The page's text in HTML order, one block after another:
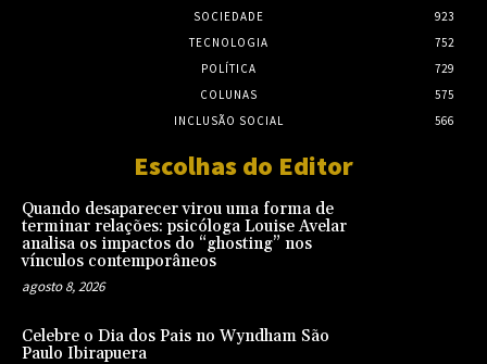
SOCIEDADE
923
TECNOLOGIA
752
POLÍTICA
729
COLUNAS
575
INCLUSÃO SOCIAL
566
Escolhas do Editor
Quando desaparecer virou uma forma de
terminar relações: psicóloga Louise Avelar
analisa os impactos do “ghosting” nos
vínculos contemporâneos
agosto 8, 2026
Celebre o Dia dos Pais no Wyndham São
Paulo Ibirapuera